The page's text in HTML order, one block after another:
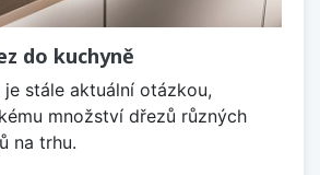
do kuchyně
stále aktuální otázkou,
množství dřezů různých
na trhu.